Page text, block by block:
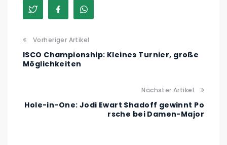
Vorheriger Artikel
ISCO Championship: Kleines Turnier, große
Möglichkeiten
Nächster Artikel
Hole-in-One: Jodi Ewart Shadoff gewinnt Po
rsche bei Damen-Major